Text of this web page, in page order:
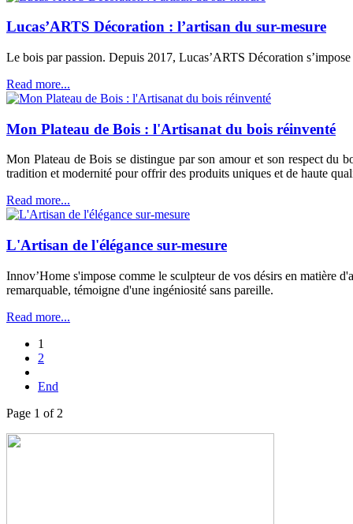
Lucas’ARTS Décoration : l’artisan du sur-mesure
Le bois par passion. Depuis 2017, Lucas’ARTS Décoration
Read more...
Mon Plateau de Bois : l'Artisanat du bois réinventé
Mon Plateau de Bois se distingue par son amour et son respect du
tradition et modernité pour offrir des produits uniques et de haute
Read more...
L'Artisan de l'élégance sur-mesure
Innov’Home s'impose comme le sculpteur de vos désirs en matière
remarquable, témoigne d'une ingéniosité sans pareille.
Read more...
1
2
End
Page 1 of 2